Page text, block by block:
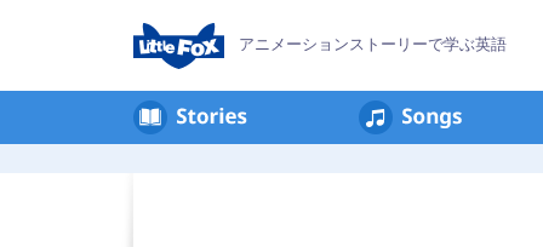
アニメーションストーリーで学ぶ英語